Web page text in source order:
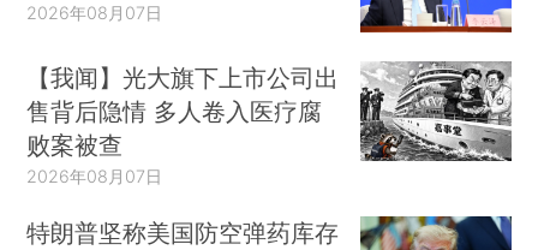
2026年08月07日
【我闻】光大旗下上市公司出
售背后隐情 多人卷入医疗腐
败案被查
2026年08月07日
特朗普坚称美国防空弹药库存